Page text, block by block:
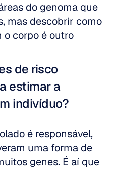
do genoma que
mas descobrir como
o corpo é outro
de risco
estimar a
indivíduo?
é responsável,
uma forma de
genes. É aí que